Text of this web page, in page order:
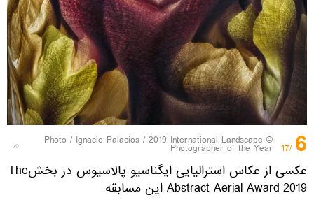
6
/17
© Photo /
Ignacio Palacios / 2019 International Landscape
Photographer of the Year
عکسی از عکاس استرالیایی ایگناسیو پالاسیوس در بخشThe
Abstract Aerial Award 2019 این مسابقه